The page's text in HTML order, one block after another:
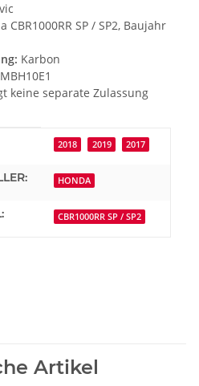
CBR1000RR SP / SP2, Baujahr
Karbon
keine separate Zulassung
2018 2019 2017
HONDA
CBR1000RR SP / SP2
Artikel